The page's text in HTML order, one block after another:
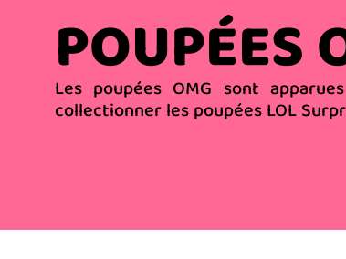
POUPÉES
Les poupées OMG sont
collectionner les poupées LOL